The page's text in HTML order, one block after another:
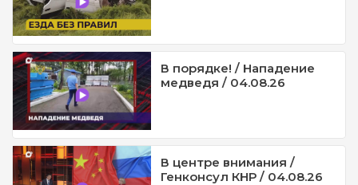
В порядке! / Нападение
медведя / 04.08.26
В центре внимания /
Генконсул КНР / 04.08.26